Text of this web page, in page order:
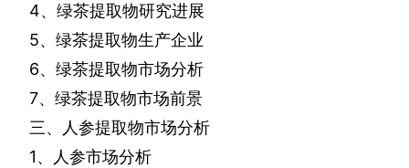
4、绿茶提取物研究进展
5、绿茶提取物生产企业
6、绿茶提取物市场分析
7、绿茶提取物市场前景
三、人参提取物市场分析
1、人参市场分析